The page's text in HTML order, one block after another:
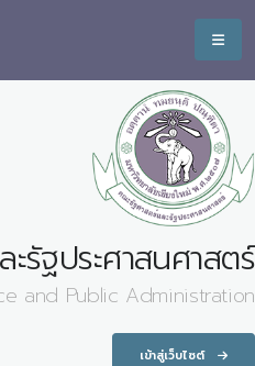
รัฐประศาสนศาสตร์
and Public Administration
เข้าสู่เว็บไซต์